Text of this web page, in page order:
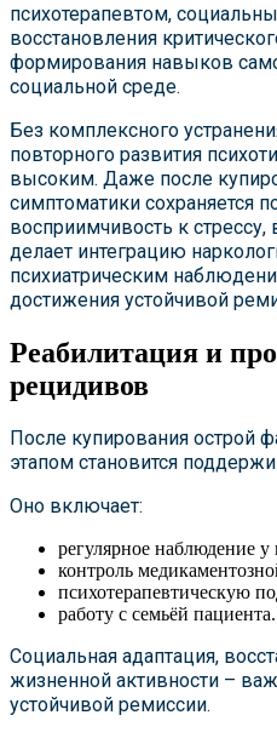
психотерапевтом,
восстановления
формирования навыков
социальной среде.
Без комплексного
повторного развития
высоким. Даже после
симптоматики сохраняется
восприимчивость к
делает интеграцию
психиатрическим
достижения устойчивой
Реабилитация и
рецидивов
После купирования острой
этапом становится
Оно включает:
регулярное наблюдение у
контроль
психотерапевтическую
работу с семьёй пациента.
Социальная адаптация,
жизненной активности –
устойчивой ремиссии.